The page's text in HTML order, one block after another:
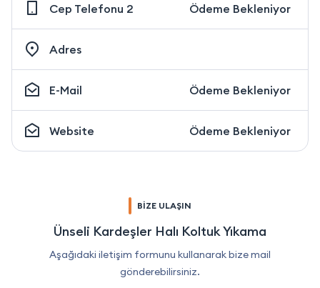
Cep Telefonu 2 Ödeme Bekleniyor
Adres
E-Mail Ödeme Bekleniyor
Website Ödeme Bekleniyor
BİZE ULAŞIN
Ünseli Kardeşler Halı Koltuk Yıkama
Aşağıdaki iletişim formunu kullanarak bize mail
gönderebilirsiniz.